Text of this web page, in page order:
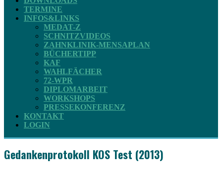
TERMINE
INFOS&LINKS
MEDAT-Z
SCHNITZVIDEOS
ZAHNKLINIK-MENSAPLAN
BÜCHERTIPP
KAF
WAHLFÄCHER
72-WPR
DIPLOMARBEIT
WORKSHOPS
PRESSEKONFERENZ
KONTAKT
LOGIN
Gedankenprotokoll KOS Test (2013)